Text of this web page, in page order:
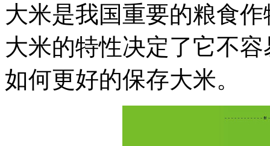
大米是我国重要的粮食
大米的特性决定了它不
如何更好的保存大米。